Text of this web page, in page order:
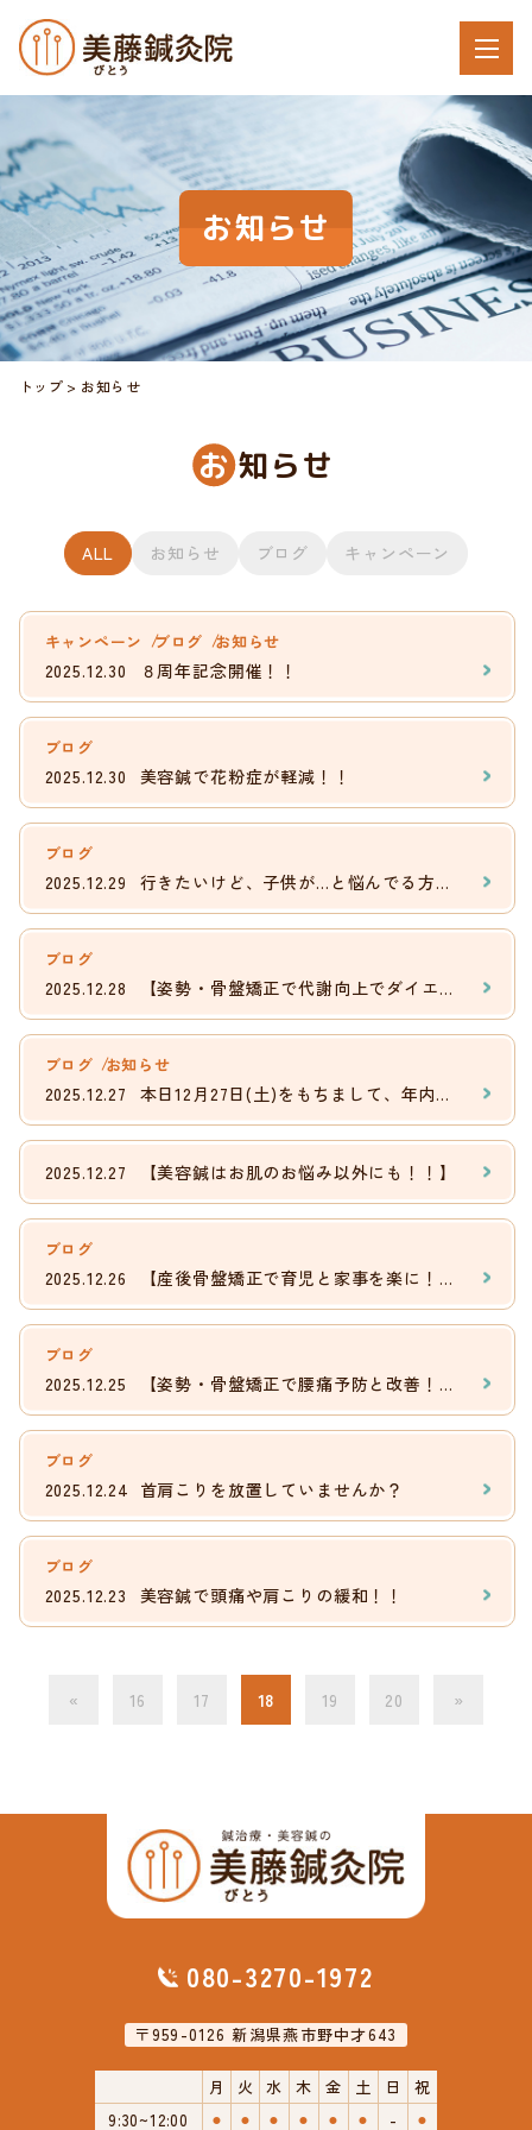
お知らせ
トップ お知らせ
お知らせ
ALL お知らせ ブログ キャンペーン
キャンペーン ブログ お知らせ
2025.12.30 ８周年記念開催！！
ブログ
2025.12.30 美容鍼で花粉症が軽減！！
ブログ
2025.12.29 行きたいけど、子供が…と悩んでる方はぜひ当院へお越しください。
ブログ
2025.12.28 【姿勢・骨盤矯正で代謝向上でダイエット効果！！】
ブログ お知らせ
2025.12.27 ​本日12月27日(土)をもちまして、年内の診療を無事に終了いたしました。
2025.12.27 【美容鍼はお肌のお悩み以外にも！！】
ブログ
2025.12.26 【産後骨盤矯正で育児と家事を楽に！！】
ブログ
2025.12.25 【姿勢・骨盤矯正で腰痛予防と改善！！】
ブログ
2025.12.24 首肩こりを放置していませんか？
ブログ
2025.12.23 美容鍼で頭痛や肩こりの緩和！！
« 16 17 18 19 20 »
080-3270-1972
〒959-0126 新潟県燕市野中才643
月 火 水 木 金 土 日
祝
9:30~12:00
⚫︎ ⚫︎ ⚫︎ ⚫︎ ⚫︎ ⚫︎ - ⚫︎